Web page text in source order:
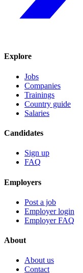
Explore
Jobs
Companies
Trainings
Country guide
Salaries
Candidates
Sign up
FAQ
Employers
Post a job
Employer login
Employer FAQ
About
About us
Contact